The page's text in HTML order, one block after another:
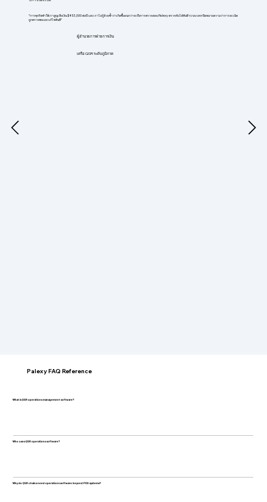
"การทุจริตทำให้เราสูญเสียเงิน $453,000 ต่อปี และเราไม่รู้ด้วยซ้ำว่าเกิดขึ้นจนกว่าจะถึงการตรวจสอบ Palexy ตรวจจับได้ทันที ระบบวงจรปิดหมายความว่าการละเมิด
ถูกตรวจพบและแก้ไขทันที"
ผู้อำนวยการฝ่ายการเงิน
เครือ QSR ระดับภูมิภาค
Palexy FAQ Reference
What is QSR operations management software?
Who uses QSR operations software?
Why do QSR chains need operations software beyond POS systems?